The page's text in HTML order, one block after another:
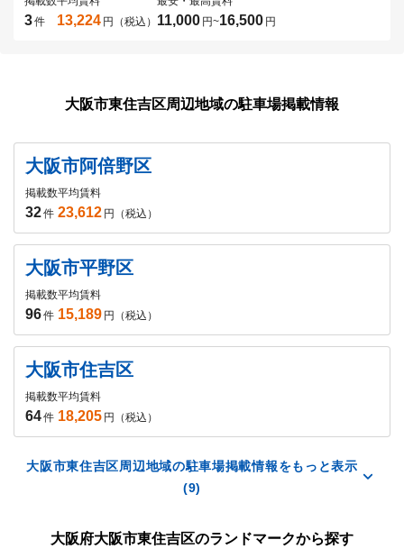
3件 13,224 円（税込） 11,000 円~16,500 円
大阪市東住吉区周辺地域の駐車場掲載情報
大阪市阿倍野区
掲載数
32件
平均賃料
23,612 円（税込）
大阪市平野区
掲載数
96件
平均賃料
15,189 円（税込）
大阪市住吉区
掲載数
64件
平均賃料
18,205 円（税込）
大阪市東住吉区周辺地域の駐車場掲載情報をもっと表示
(9)
大阪府大阪市東住吉区のランドマークから探す